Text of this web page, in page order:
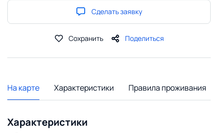
Сделать заявку
Сохранить Поделиться
На карте Характеристики Правила проживания
Характеристики